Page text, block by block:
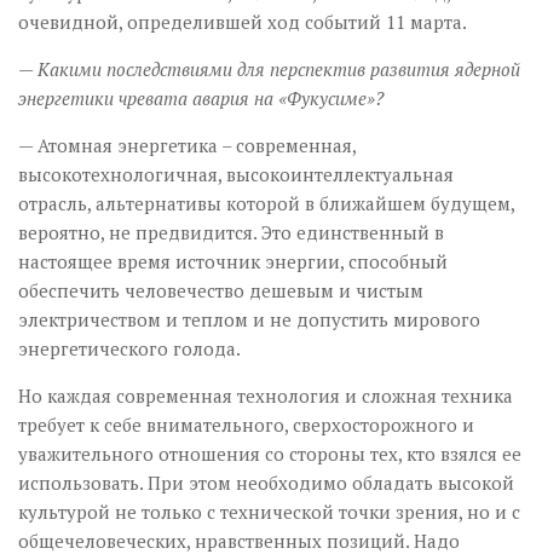
очевидной, определившей ход событий 11 марта.
— Какими последствиями для перспектив развития ядерной
энергетики чревата авария на «Фукусиме»?
— Атомная энергетика – современная,
высокотехнологичная, высокоинтеллектуальная
отрасль, альтернативы которой в ближайшем будущем,
вероятно, не предвидится. Это единственный в
настоящее время источник энергии, способный
обеспечить человечество дешевым и чистым
электричеством и теплом и не допустить мирового
энергетического голода.
Но каждая современная технология и сложная техника
требует к себе внимательного, сверхосторожного и
уважительного отношения со стороны тех, кто взялся ее
использовать. При этом необходимо обладать высокой
культурой не только с технической точки зрения, но и с
общечеловеческих, нравственных позиций. Надо